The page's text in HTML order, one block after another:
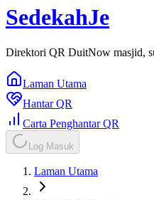
SedekahJe
Direktori QR DuitNow masjid,
Laman Utama
Hantar QR
Carta Penghantar QR
Log Masuk
Laman Utama